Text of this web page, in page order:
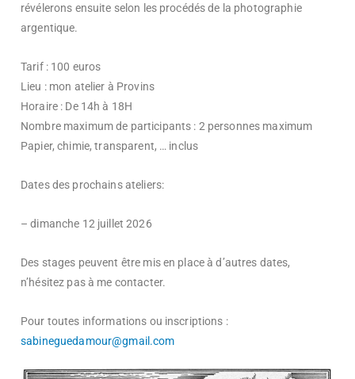
révélerons ensuite selon les procédés de la photographie
argentique.
Tarif : 100 euros
Lieu : mon atelier à Provins
Horaire : De 14h à 18H
Nombre maximum de participants : 2 personnes maximum
Papier, chimie, transparent, … inclus
Dates des prochains ateliers:
– dimanche 12 juillet 2026
Des stages peuvent être mis en place à d’autres dates,
n’hésitez pas à me contacter.
Pour toutes informations ou inscriptions :
sabineguedamour@gmail.com